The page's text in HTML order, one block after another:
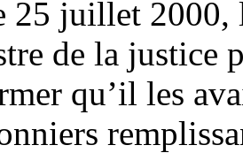
25 juillet 2000,
de la justice
qu’il les